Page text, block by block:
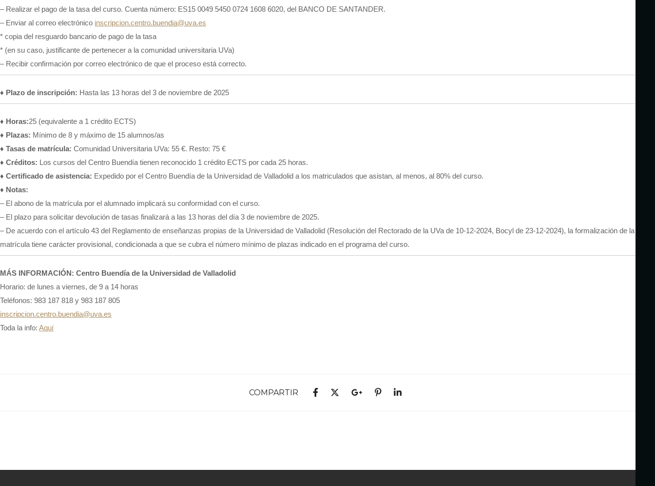
– Realizar el pago de la tasa del curso. Cuenta número: ES15 0049 5450 0724 1608 6020, del BANCO DE SANTANDER.
– Enviar al correo electrónico inscripcion.centro.buendia@uva.es
* copia del resguardo bancario de pago de la tasa
* (en su caso, justificante de pertenecer a la comunidad universitaria UVa)
– Recibir confirmación por correo electrónico de que el proceso está correcto.
♦ Plazo de inscripción: Hasta las 13 horas del 3 de noviembre de 2025
♦ Horas:25 (equivalente a 1 crédito ECTS)
♦ Plazas: Mínimo de 8 y máximo de 15 alumnos/as
♦ Tasas de matrícula: Comunidad Universitaria UVa: 55 €. Resto: 75 €
♦ Créditos: Los cursos del Centro Buendía tienen reconocido 1 crédito ECTS por cada 25 horas.
♦ Certificado de asistencia: Expedido por el Centro Buendía de la Universidad de Valladolid a los matriculados que asistan, al menos, al 80% del curso.
♦ Notas:
– El abono de la matrícula por el alumnado implicará su conformidad con el curso.
– El plazo para solicitar devolución de tasas finalizará a las 13 horas del día 3 de noviembre de 2025.
– De acuerdo con el artículo 43 del Reglamento de enseñanzas propias de la Universidad de Valladolid (Resolución del Rectorado de la UVa de 10-12-2024, Bocyl de 23-12-2024), la formalización de la
matrícula tiene carácter provisional, condicionada a que se cubra el número mínimo de plazas indicado en el programa del curso.
MÁS INFORMACIÓN: Centro Buendía de la Universidad de Valladolid
Horario: de lunes a viernes, de 9 a 14 horas
Teléfonos: 983 187 818 y 983 187 805
inscripcion.centro.buendia@uva.es
Toda la info: Aquí
COMPARTIR